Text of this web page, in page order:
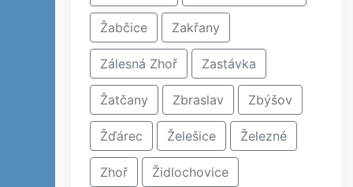
Žabčice Zakřany
Zálesná Zhoř Zastávka
Žatčany Zbraslav Zbýšov
Žďárec Želešice Železné
Zhoř Židlochovice